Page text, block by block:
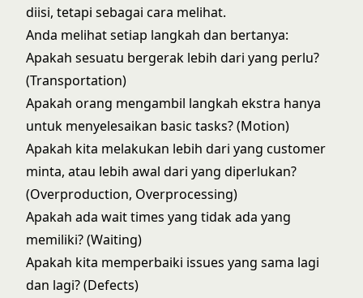
diisi, tetapi sebagai cara melihat.
Anda melihat setiap langkah dan bertanya:
Apakah sesuatu bergerak lebih dari yang perlu?
(Transportation)
Apakah orang mengambil langkah ekstra hanya
untuk menyelesaikan basic tasks? (Motion)
Apakah kita melakukan lebih dari yang customer
minta, atau lebih awal dari yang diperlukan?
(Overproduction, Overprocessing)
Apakah ada wait times yang tidak ada yang
memiliki? (Waiting)
Apakah kita memperbaiki issues yang sama lagi
dan lagi? (Defects)